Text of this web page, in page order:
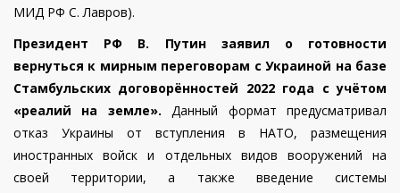
МИД РФ С. Лавров).
Президент РФ В. Путин заявил о готовности
вернуться к мирным переговорам с Украиной на базе
Стамбульских договорённостей 2022 года с учётом
«реалий на земле». Данный формат предусматривал
отказ Украины от вступления в НАТО, размещения
иностранных войск и отдельных видов вооружений на
своей территории, а также введение системы